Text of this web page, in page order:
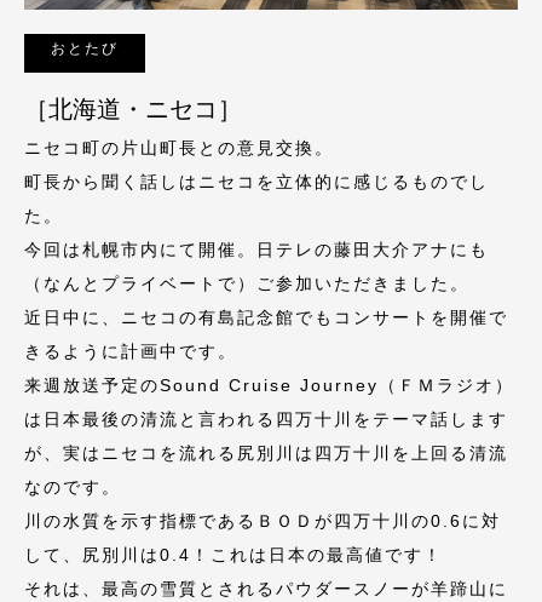
おとたび
［北海道・ニセコ］
ニセコ町の片山町長との意見交換。
町長から聞く話しはニセコを立体的に感じるものでし
た。
今回は札幌市内にて開催。日テレの藤田大介アナにも
（なんとプライベートで）ご参加いただきました。
近日中に、ニセコの有島記念館でもコンサートを開催で
きるように計画中です。
来週放送予定のSound Cruise Journey（ＦＭラジオ）
は日本最後の清流と言われる四万十川をテーマ話します
が、実はニセコを流れる尻別川は四万十川を上回る清流
なのです。
川の水質を示す指標であるＢＯＤが四万十川の0.6に対
して、尻別川は0.4！これは日本の最高値です！
それは、最高の雪質とされるパウダースノーが羊蹄山に